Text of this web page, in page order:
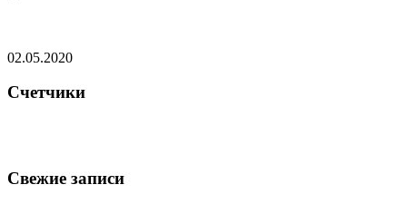
02.05.2020
Счетчики
Свежие записи